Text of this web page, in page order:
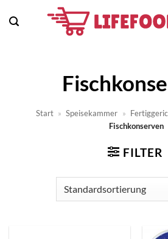
Inhalt
Start » Speisekammer »
Fischkonserven
FILTER